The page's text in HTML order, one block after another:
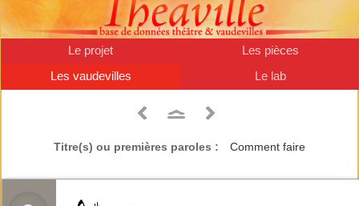
Le projet
Les pièces
Les vaudevilles
Le lab
Titre(s) ou premières paroles : Comment faire